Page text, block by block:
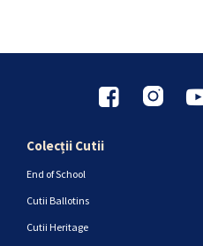
Colecții Cutii
End of School
Cutii Ballotins
Cutii Heritage